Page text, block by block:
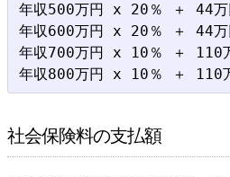
年収500万円 x 20％ ＋ 44
年収600万円 x 20％ ＋ 44
年収700万円 x 10％ ＋ 110
社会保険料の支払額